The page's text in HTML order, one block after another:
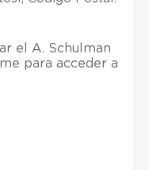
el A. Schulman
para acceder a